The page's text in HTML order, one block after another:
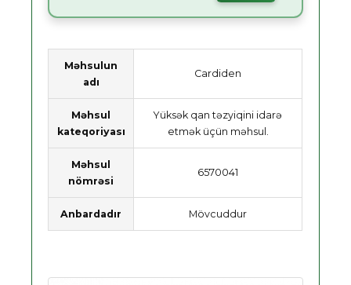
Məhsulun
adı
Cardiden
Məhsul
kateqoriyası
Yüksək qan təzyiqini idarə
etmək üçün məhsul.
Məhsul
nömrəsi
6570041
Anbardadır Mövcuddur